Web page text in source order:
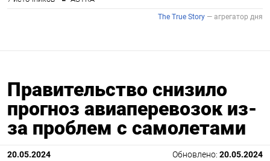
Правительство снизило
прогноз авиаперевозок из-
за проблем с самолетами
20.05.2024 Обновлено: 20.05.2024